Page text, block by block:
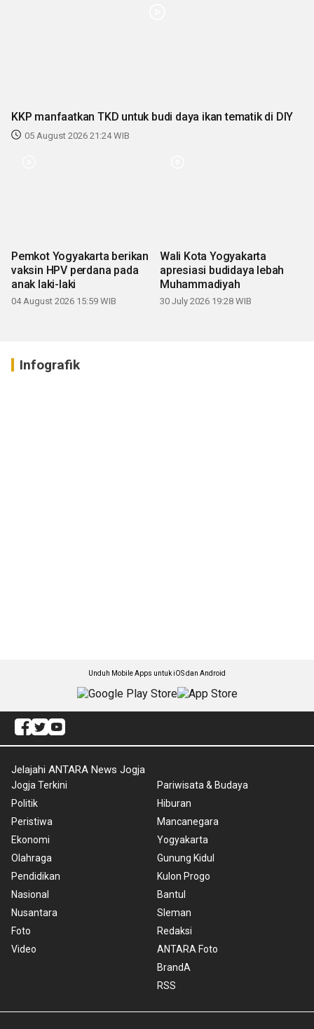
KKP manfaatkan TKD untuk budi daya ikan tematik di DIY
05 August 2026 21:24 WIB
Pemkot Yogyakarta berikan
vaksin HPV perdana pada
anak laki-laki
04 August 2026 15:59 WIB
Wali Kota Yogyakarta
apresiasi budidaya lebah
Muhammadiyah
30 July 2026 19:28 WIB
Infografik
Unduh Mobile Apps untuk iOS dan Android
Jelajahi ANTARA News Jogja
Jogja Terkini
Politik
Peristiwa
Ekonomi
Olahraga
Pendidikan
Nasional
Nusantara
Foto
Video
Pariwisata & Budaya
Hiburan
Mancanegara
Yogyakarta
Gunung Kidul
Kulon Progo
Bantul
Sleman
Redaksi
ANTARA Foto
BrandA
RSS